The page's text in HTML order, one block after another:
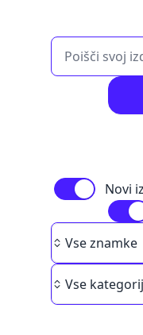
Novi
Brand
Vse znamke
Category
Vse